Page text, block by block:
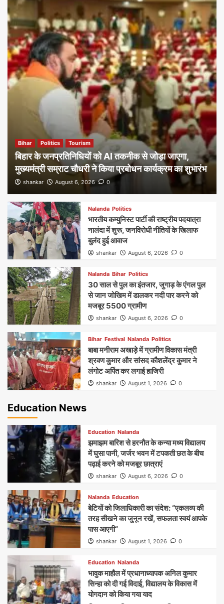
Bihar Politics Tourism
बिहार के जनप्रतिनिधियों को AI तकनीक से जोड़ा जाएगा,
मुख्यमंत्री सम्राट चौधरी ने किया प्रबोधन कार्यक्रम का शुभारंभ
shankar August 6, 2026 0
Nalanda Politics
भारतीय कम्युनिस्ट पार्टी की राष्ट्रीय पदयात्रा
नालंदा में शुरू, जनविरोधी नीतियों के खिलाफ
बुलंद हुई आवाज
shankar August 6, 2026 0
Nalanda Bihar Politics
30 साल से पुल का इंतजार, जुगाड़ के एंगल पुल
से जान जोखिम में डालकर नदी पार करने को
मजबूर 5500 ग्रामीण
shankar August 6, 2026 0
Bihar Festival Nalanda Politics
बाबा मनीराम अखाड़े में ग्रामीण विकास मंत्री
श्रवण कुमार और सांसद कौशलेंद्र कुमार ने
लंगोट अर्पित कर लगाई हाजिरी
shankar August 1, 2026 0
Education News
Education Nalanda
झमाझम बारिश से हरनौत के कन्या मध्य विद्यालय
में घुसा पानी, जर्जर भवन में टपकती छत के बीच
पढ़ाई करने को मजबूर छात्राएं
shankar August 6, 2026 0
Nalanda Education
बेटियों को जिलाधिकारी का संदेश: “एकलव्य की
तरह सीखने का जुनून रखें, सफलता स्वयं आपके
पास आएगी”
shankar August 1, 2026 0
Education Nalanda
भावुक माहौल में प्रधानाध्यापक अनिल कुमार
सिन्हा को दी गई विदाई, विद्यालय के विकास में
योगदान को किया गया याद